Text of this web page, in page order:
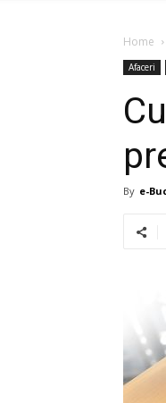
Home
Afaceri
By e-